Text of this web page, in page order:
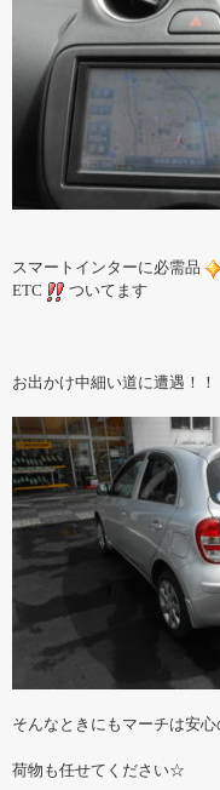
スマートインターに必需品
ETC
ついてます
お出かけ中細い道に遭遇！！
そんなときにもマーチは安心
荷物も任せてください☆